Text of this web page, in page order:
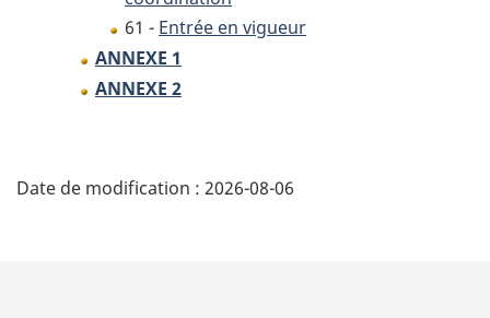
61 - Entrée en vigueur
ANNEXE 1
ANNEXE 2
é
Date de modification : 2026-08-06